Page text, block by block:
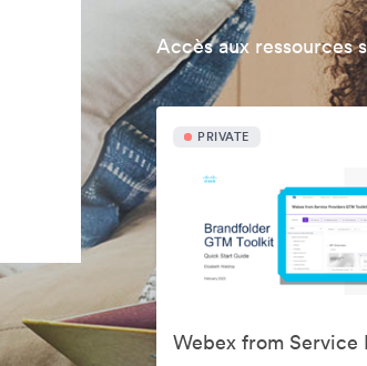
Accès aux ressources
PRIVATE